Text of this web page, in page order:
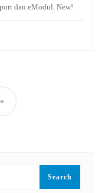
dan eModul. New!
»